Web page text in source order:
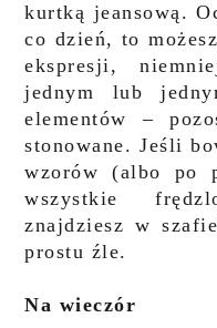
kurtką jeansową.
co dzień, to
ekspresji,
jednym lub
elementów –
stonowane. Jeśli
wzorów (albo po
wszystkie
znajdziesz w
prostu źle.
Na wieczór